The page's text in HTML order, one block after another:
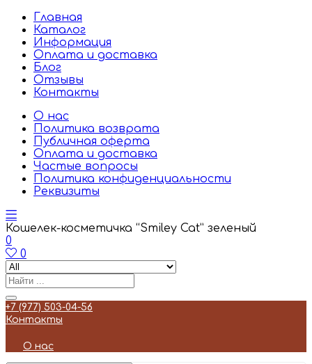
Главная
Каталог
Информация
Оплата и доставка
Блог
Отзывы
Контакты
О нас
Политика возврата
Публичная оферта
Оплата и доставка
Частые вопросы
Политика конфиденциальности
Реквизиты
Кошелек-косметичка “Smiley Cat” зеленый
0
0
+7 (977) 503-04-56
Контакты
О нас